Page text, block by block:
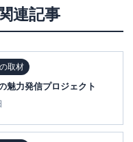
連記事
取材
魅力発信プロジェクト